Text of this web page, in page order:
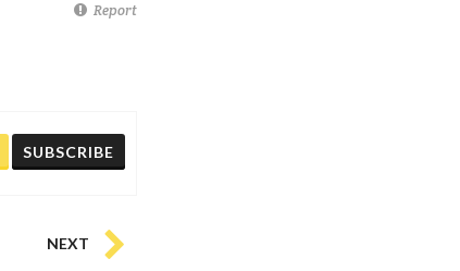
Report
SUBSCRIBE
NEXT